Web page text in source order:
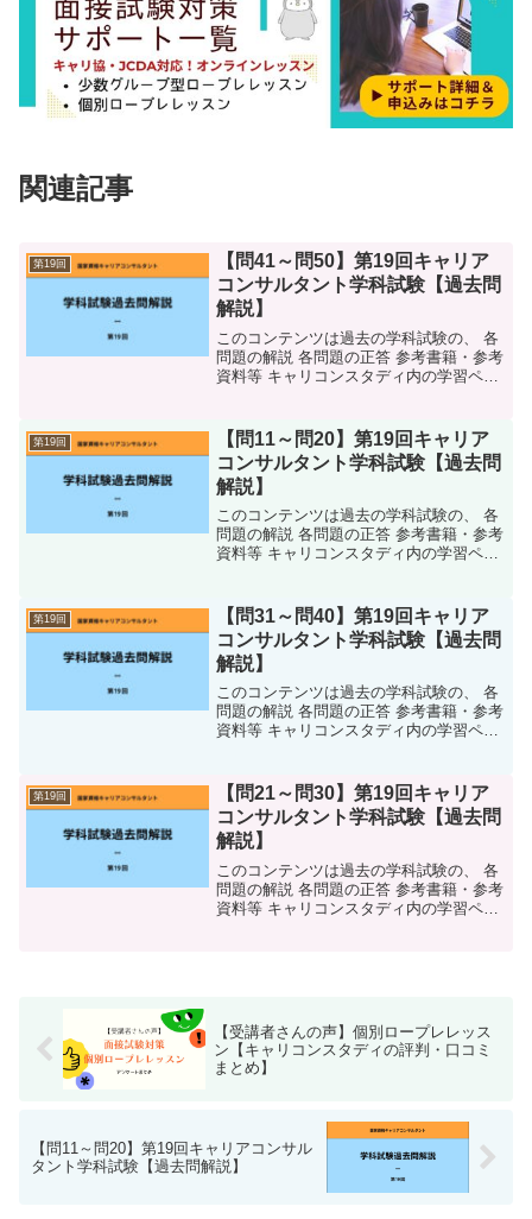
関連記事
第19回
【問41～問50】第19回キャリア
コンサルタント学科試験【過去問
解説】
このコンテンツは過去の学科試験の、 各
問題の解説 各問題の正答 参考書籍・参考
資料等 キャリコンスタディ内の学習ペー
字・脱字や間違いがございましたらご指
摘いただければと...
第19回
【問11～問20】第19回キャリア
コンサルタント学科試験【過去問
解説】
このコンテンツは過去の学科試験の、 各
問題の解説 各問題の正答 参考書籍・参考
資料等 キャリコンスタディ内の学習ペー
字・脱字や間違いがございましたらご指
摘いただければと...
第19回
【問31～問40】第19回キャリア
コンサルタント学科試験【過去問
解説】
このコンテンツは過去の学科試験の、 各
問題の解説 各問題の正答 参考書籍・参考
資料等 キャリコンスタディ内の学習ペー
字・脱字や間違いがございましたらご指
摘いただければと...
第19回
【問21～問30】第19回キャリア
コンサルタント学科試験【過去問
解説】
このコンテンツは過去の学科試験の、 各
問題の解説 各問題の正答 参考書籍・参考
資料等 キャリコンスタディ内の学習ペー
【受講者さんの声】個別ロープレレッス
ン【キャリコンスタディの評判・口コミ
まとめ】
【問11～問20】第19回キャリアコンサル
タント学科試験【過去問解説】